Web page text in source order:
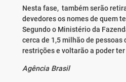
Nesta fase, também serão
devedores os nomes de quem
Segundo o Ministério da
cerca de 1,5 milhão de pessoas
restrições e voltarão a poder
Agência Brasil